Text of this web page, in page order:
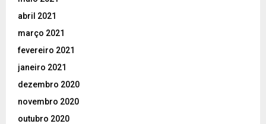
abril 2021
março 2021
fevereiro 2021
janeiro 2021
dezembro 2020
novembro 2020
outubro 2020